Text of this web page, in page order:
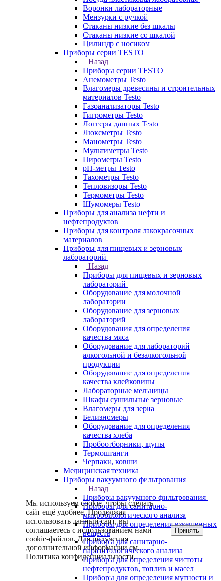
Воронки лабораторные
Мензурки с ручкой
Стаканы низкие без шкалы
Стаканы низкие со шкалой
Цилиндр с носиком
Приборы серии TESTO
Назад
Приборы серии TESTO
Анемометры Testo
Влагомеры древесины и строительных
материалов Testo
Газоанализаторы Testo
Гигрометры Testo
Логгеры данных Testo
Люксметры Testo
Манометры Testo
Мультиметры Testo
Пирометры Testo
pH-метры Testo
Тахометры Testo
Тепловизоры Testo
Термометры Testo
Шумомеры Testo
Приборы для анализа нефти и
нефтепродуктов
Приборы для контроля лакокрасочных
материалов
Приборы для пищевых и зерновых
лабораторий
Назад
Приборы для пищевых и зерновых
лабораторий
Оборудование для молочной
лаборатории
Оборудование для зерновых
лабораторий
Оборудования для определения
качества мяса
Оборудование для лабораторий
алкогольной и безалкогольной
продукции
Оборудование для определения
качества клейковины
Лабораторные мельницы
Шкафы сушильные зерновые
Влагомеры для зерна
Белизномеры
Оборудование для определения
качества хлеба
Пробоотборники, щупы
Термоштанги
Черпаки, ковши
Медицинская техника
Приборы вакуумного фильтрования
Назад
Приборы вакуумного фильтрования
Приборы для санитарно-
микробиологического анализа
Приборы для определения взвешенных
веществ
Приборы для санитарно-
паразитологического анализа
Приборы для определения чистоты
нефтепродуктов, топлив и масел
Приборы для определения мутности и
Мы используем cookie, чтобы сделать
сайт ещё удобнее. Продолжая
использовать данный сайт, вы
соглашаетесь с использованием нами
cookie-файлов. Для получения
дополнительной информации см.
Политика конфиденциальности.
Принять